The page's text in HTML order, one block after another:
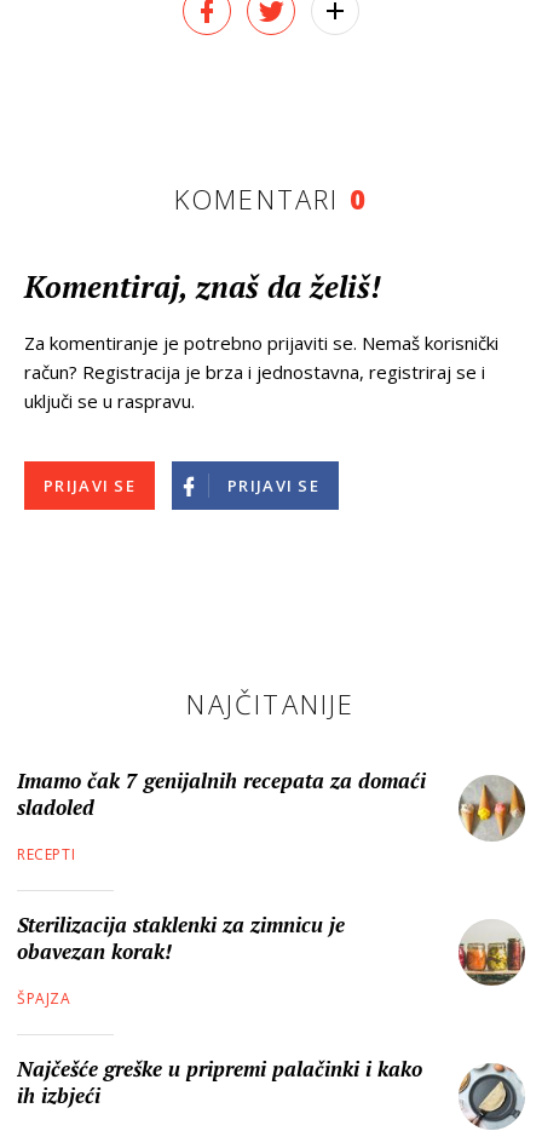
KOMENTARI 0
Komentiraj, znaš da želiš!
Za komentiranje je potrebno prijaviti se. Nemaš korisnički
račun? Registracija je brza i jednostavna, registriraj se i
uključi se u raspravu.
PRIJAVI SE PRIJAVI SE
NAJČITANIJE
Imamo čak 7 genijalnih recepata za domaći
sladoled
RECEPTI
Sterilizacija staklenki za zimnicu je
obavezan korak!
ŠPAJZA
Najčešće greške u pripremi palačinki i kako
ih izbjeći